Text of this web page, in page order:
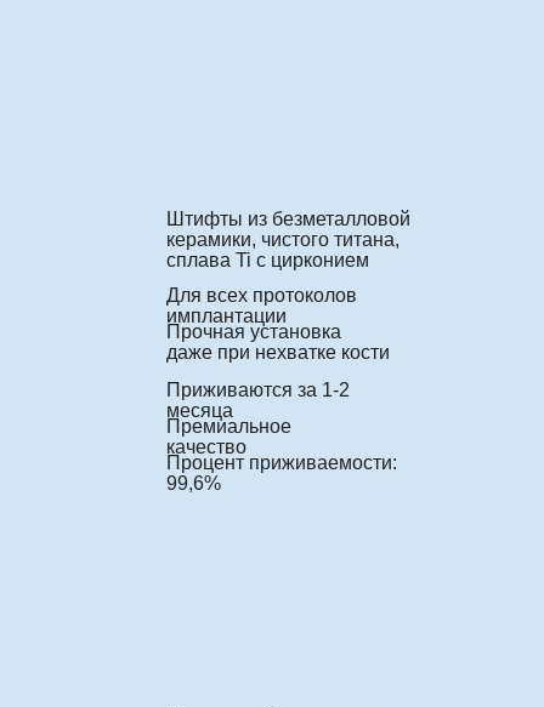
Приживаются за 1-2
месяца
Премиальное
качество
Для всех протоколов
имплантации
Прочная установка
даже при нехватке кости
Штифты из безметалловой
керамики, чистого титана,
сплава Ti с цирконием
Процент приживаемости:
99,6%